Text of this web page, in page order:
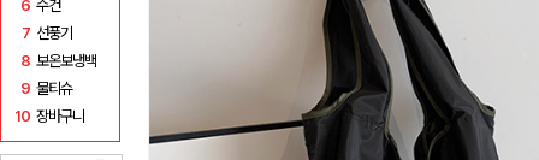
6 수건
7 선풍기
8 보온보냉백
9 물티슈
10 장바구니